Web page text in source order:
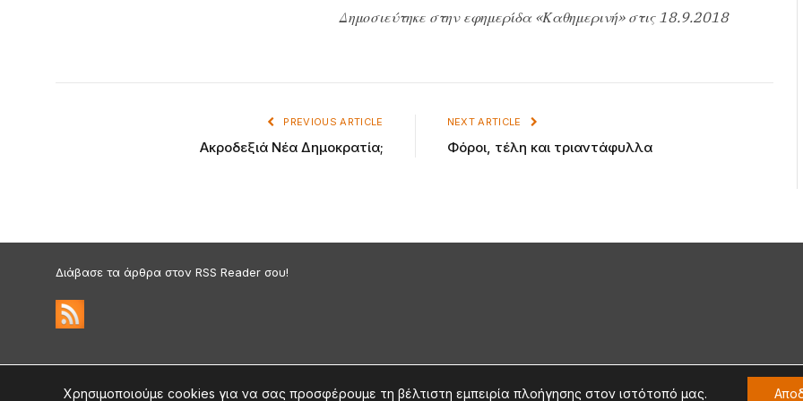
Δημοσιεύτηκε στην εφημερίδα «Καθημερινή» στις 18.9.2018
PREVIOUS ARTICLE
Ακροδεξιά Νέα Δημοκρατία;
NEXT ARTICLE
Φόροι, τέλη και τριαντάφυλλα
Διάβασε τα άρθρα στον RSS Reader σου!
©2026 medium.gr | Designed & Supported bynat.ad
Χρησιμοποιούμε cookies για να σας προσφέρουμε τη βέλτιστη εμπειρία πλοήγησης στον ιστότοπό μας.